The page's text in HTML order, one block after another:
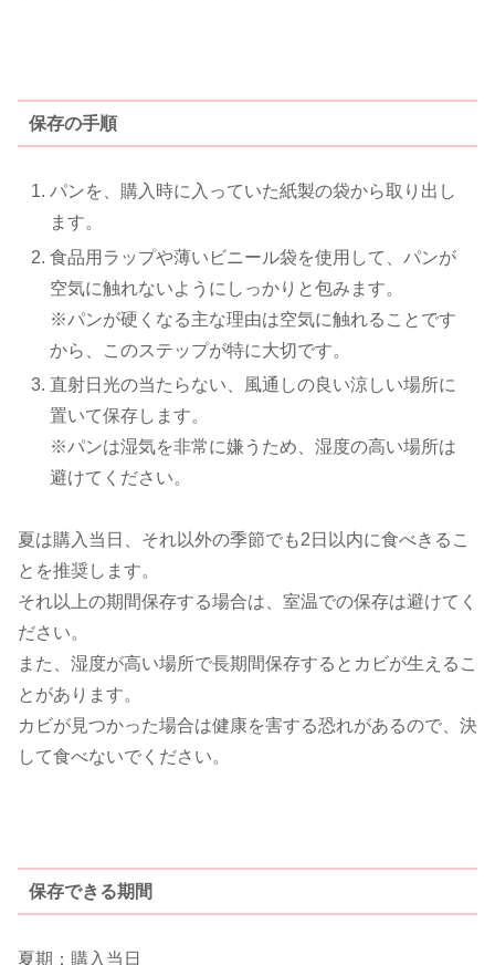
保存の手順
パンを、購入時に入っていた紙製の袋から取り出し
ます。
食品用ラップや薄いビニール袋を使用して、パンが
空気に触れないようにしっかりと包みます。
※パンが硬くなる主な理由は空気に触れることです
から、このステップが特に大切です。
直射日光の当たらない、風通しの良い涼しい場所に
置いて保存します。
※パンは湿気を非常に嫌うため、湿度の高い場所は
避けてください。
夏は購入当日、それ以外の季節でも2日以内に食べきるこ
とを推奨します。
それ以上の期間保存する場合は、室温での保存は避けてく
ださい。
また、湿度が高い場所で長期間保存するとカビが生えるこ
とがあります。
カビが見つかった場合は健康を害する恐れがあるので、決
して食べないでください。
保存できる期間
夏期：購入当日